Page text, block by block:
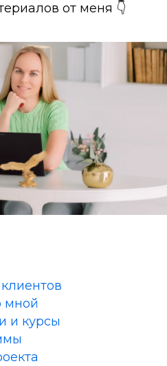
от меня 👇
мной
и курсы